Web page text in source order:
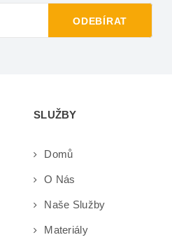
ODEBÍRAT
SLUŽBY
Domů
O Nás
Naše Služby
Materiály